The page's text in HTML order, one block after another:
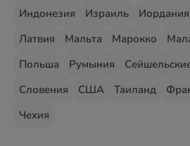
Индонезия
Израиль Иордания
Латвия
Мальта Марокко
Польша
Румыния
Словения
США Таиланд
Чехия